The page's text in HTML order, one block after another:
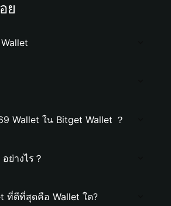
ย
Wallet ใน Bitget Wallet ？
ย่างไร？
ที่ดีที่สุดคือ Wallet ใด?